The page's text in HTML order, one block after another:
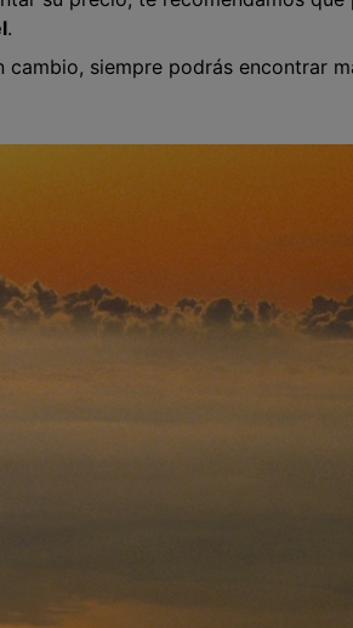
.
siempre podrás encontrar